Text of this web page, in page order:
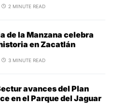
2 MINUTE READ
de la Manzana celebra
en Zacatlán
3 MINUTE READ
avances del Plan
en el Parque del Jaguar